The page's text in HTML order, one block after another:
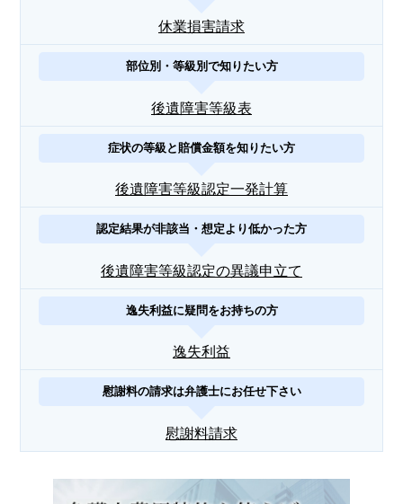
休業損害請求
部位別・等級別で知りたい方
後遺障害等級表
症状の等級と賠償金額を知りたい方
後遺障害等級認定一発計算
認定結果が非該当・想定より低かった方
後遺障害等級認定の異議申立て
逸失利益に疑問をお持ちの方
逸失利益
慰謝料の請求は弁護士にお任せ下さい
慰謝料請求